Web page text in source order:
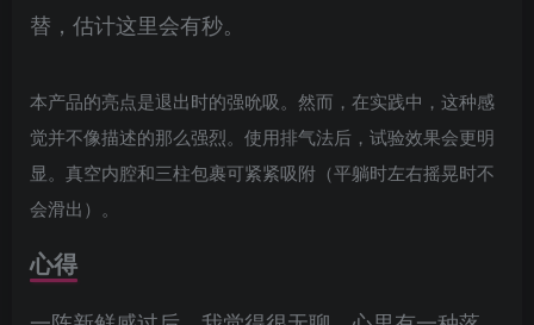
替，估计这里会有秒。
本产品的亮点是退出时的强吮吸。然而，在实践中，这种感
觉并不像描述的那么强烈。使用排气法后，试验效果会更明
显。真空内腔和三柱包裹可紧紧吸附（平躺时左右摇晃时不
会滑出）。
心得